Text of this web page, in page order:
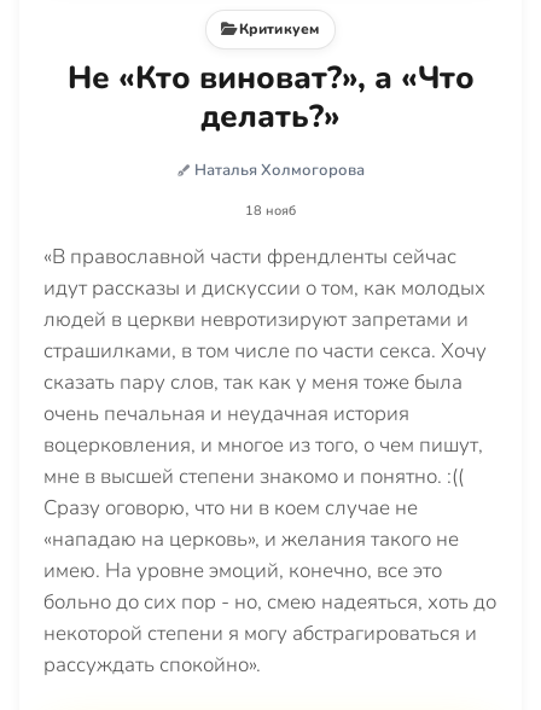
Критикуем
Не «Кто виноват?», а «Что
делать?»
Наталья Холмогорова
18 нояб
«В православной части френдленты сейчас
идут рассказы и дискуссии о том, как молодых
людей в церкви невротизируют запретами и
страшилками, в том числе по части секса. Хочу
сказать пару слов, так как у меня тоже была
очень печальная и неудачная история
воцерковления, и многое из того, о чем пишут,
мне в высшей степени знакомо и понятно. :((
Сразу оговорю, что ни в коем случае не
«нападаю на церковь», и желания такого не
имею. На уровне эмоций, конечно, все это
больно до сих пор - но, смею надеяться, хоть до
некоторой степени я могу абстрагироваться и
рассуждать спокойно».